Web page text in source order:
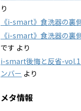
り
《i-smart》食洗器の裏
《i-smart》食洗器の裏
です より
i-smart後悔と反省-vol.1
ンバー より
メタ情報